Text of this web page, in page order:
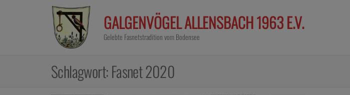
GALGENVÖGEL ALLENSBACH 1963 E.V.
Gelebte Fasnetstradition vom Bodensee
Schlagwort:Fasnet 2020